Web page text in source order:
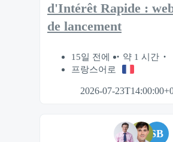
d'Intérêt Rapide :
de lancement
15일 전에
약 1 시간
프랑스어로
2026-07-
SB